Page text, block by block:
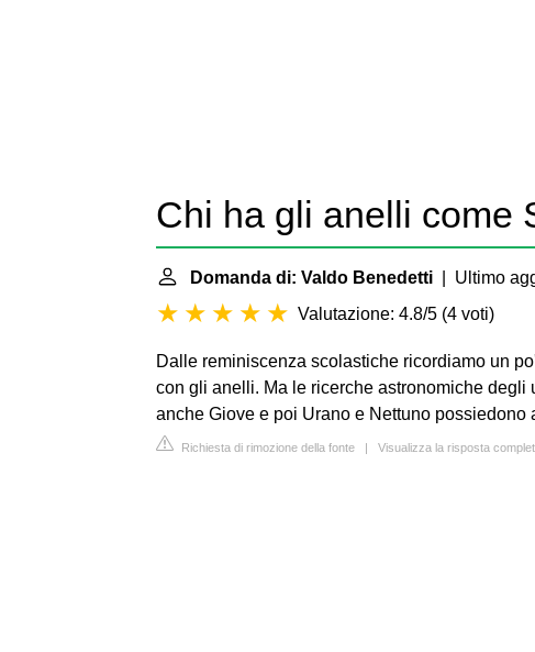
Chi ha gli anelli come
Domanda di: Valdo Benedetti | Ultimo
Valutazione: 4.8/5 (4 voti)
Dalle reminiscenza scolastiche ricordiamo un
con gli anelli. Ma le ricerche astronomiche
anche Giove e poi Urano e Nettuno possiedono
Richiesta di rimozione della fonte | Visualizza la risposta